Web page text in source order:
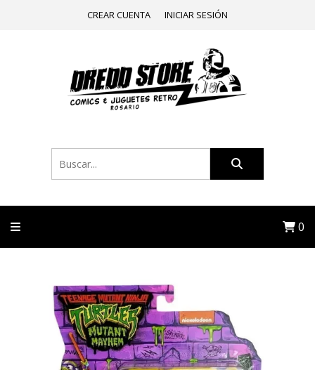
CREAR CUENTA INICIAR SESIÓN
0